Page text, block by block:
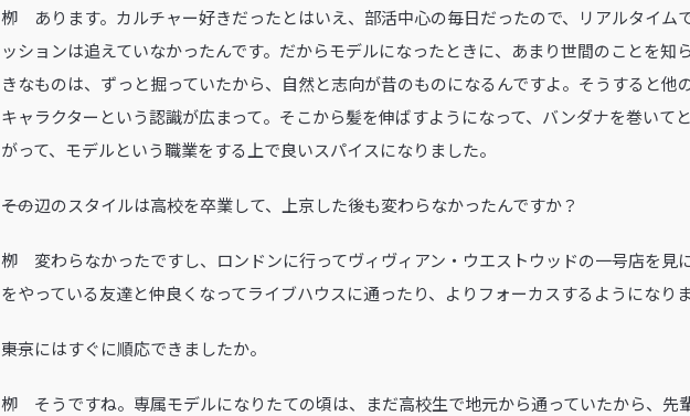
栁 あります。カルチャー好きだったとはいえ、部活中心の毎日だったので、リアルタイム
ッションは追えていなかったんです。だからモデルになったときに、あまり世間のことを知
きなものは、ずっと掘っていたから、自然と志向が昔のものになるんですよ。そうすると他
キャラクターという認識が広まって。そこから髪を伸ばすようになって、バンダナを巻いて
がって、モデルという職業をする上で良いスパイスになりました。
――その辺のスタイルは高校を卒業して、上京した後も変わらなかったんですか？
栁 変わらなかったですし、ロンドンに行ってヴィヴィアン・ウエストウッドの一号店を見
をやっている友達と仲良くなってライブハウスに通ったり、よりフォーカスするようになり
――東京にはすぐに順応できましたか。
栁 そうですね。専属モデルになりたての頃は、まだ高校生で地元から通っていたから、先